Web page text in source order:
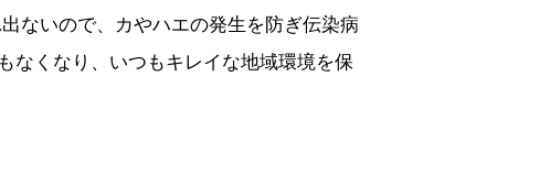
ないので、カやハエの発生を防ぎ伝染病
なくなり、いつもキレイな地域環境を保